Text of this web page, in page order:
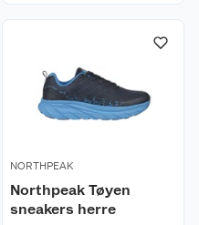
NORTHPEAK
Northpeak Tøyen
sneakers herre